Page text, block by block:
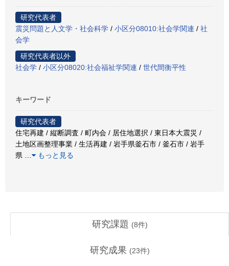
研究代表者
震災問題と人文学・社会科学 / 小区分08010:社会学関連 / 社
会学
研究代表者以外
社会学 / 小区分08020:社会福祉学関連 / 世代間衡平性
キーワード
研究代表者
住宅再建 / 縦断調査 / 町内会 / 居住地選択 / 東日本大震災 /
土地区画整理事業 / 生活再建 / 岩手県釜石市 / 釜石市 / 岩手
県
もっと見る
研究課題 (8件)
研究成果 (23件)